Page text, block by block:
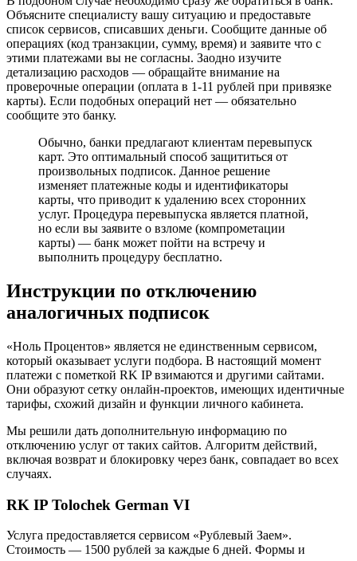
Объясните специалисту вашу ситуацию и предоставьте
список сервисов, списавших деньги. Сообщите данные об
операциях (код транзакции, сумму, время) и заявите что с
этими платежами вы не согласны. Заодно изучите
детализацию расходов — обращайте внимание на
проверочные операции (оплата в 1-11 рублей при привязке
карты). Если подобных операций нет — обязательно
сообщите это банку.
Обычно, банки предлагают клиентам перевыпуск
карт. Это оптимальный способ защититься от
произвольных подписок. Данное решение
изменяет платежные коды и идентификаторы
карты, что приводит к удалению всех сторонних
услуг. Процедура перевыпуска является платной,
но если вы заявите о взломе (компрометации
карты) — банк может пойти на встречу и
выполнить процедуру бесплатно.
Инструкции по отключению
аналогичных подписок
«Ноль Процентов» является не единственным сервисом,
который оказывает услуги подбора. В настоящий момент
платежи с пометкой RK IP взимаются и другими сайтами.
Они образуют сетку онлайн-проектов, имеющих идентичные
тарифы, схожий дизайн и функции личного кабинета.
Мы решили дать дополнительную информацию по
отключению услуг от таких сайтов. Алгоритм действий,
включая возврат и блокировку через банк, совпадает во всех
случаях.
RK IP Tolochek German VI
Услуга предоставляется сервисом «Рублевый Заем».
Стоимость — 1500 рублей за каждые 6 дней. Формы и